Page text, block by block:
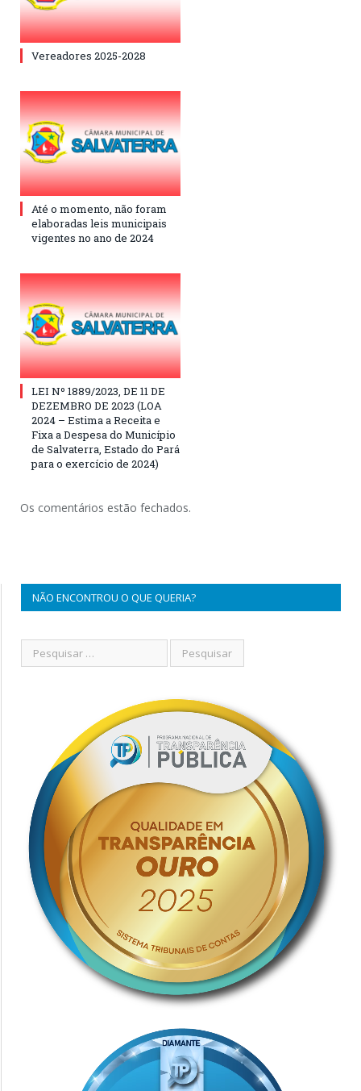
Vereadores 2025-2028
Até o momento, não foram
elaboradas leis municipais
vigentes no ano de 2024
LEI Nº 1889/2023, DE 11 DE
DEZEMBRO DE 2023 (LOA
2024 – Estima a Receita e
Fixa a Despesa do Município
de Salvaterra, Estado do Pará
para o exercício de 2024)
Os comentários estão fechados.
NÃO ENCONTROU O QUE QUERIA?